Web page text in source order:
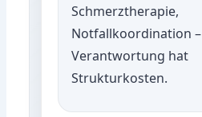
Schmerztherapie,
Notfallkoordination –
Verantwortung hat
Strukturkosten.